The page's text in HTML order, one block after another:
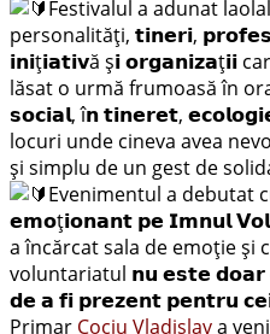
Festivalul a adunat
personalități, 𝘁𝗶𝗻𝗲𝗿𝗶,
𝗶𝗻𝗶ț𝗶𝗮𝘁𝗶𝘃ă ș𝗶 𝗼𝗿𝗴𝗮𝗻𝗶𝘇𝗮ț𝗶𝗶
lăsat o urmă frumoasă în
𝘀𝗼𝗰𝗶𝗮𝗹, î𝗻 𝘁𝗶𝗻𝗲𝗿𝗲𝘁,
locuri unde cineva avea
și simplu de un gest de
Evenimentul a debutat
𝗲𝗺𝗼ț𝗶𝗼𝗻𝗮𝗻𝘁 𝗽𝗲 𝗜𝗺𝗻𝘂𝗹
a încărcat sala de emoție și
voluntariatul 𝗻𝘂 𝗲𝘀𝘁𝗲 𝗱𝗼𝗮𝗿
𝗱𝗲 𝗮 𝗳𝗶 𝗽𝗿𝗲𝘇𝗲𝗻𝘁 𝗽𝗲𝗻𝘁𝗿𝘂
Primar Cociu Vladislava